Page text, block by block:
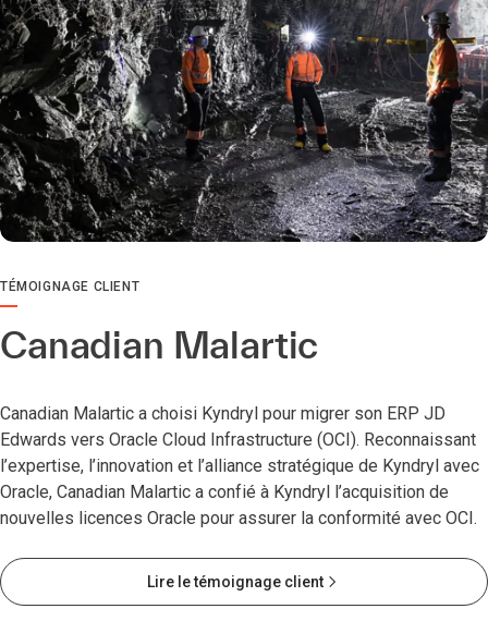
TÉMOIGNAGE CLIENT
Canadian Malartic
Canadian Malartic a choisi Kyndryl pour migrer son ERP JD
Edwards vers Oracle Cloud Infrastructure (OCI). Reconnaissant
l’expertise, l’innovation et l’alliance stratégique de Kyndryl avec
Oracle, Canadian Malartic a confié à Kyndryl l’acquisition de
nouvelles licences Oracle pour assurer la conformité avec OCI.
Lire le témoignage client